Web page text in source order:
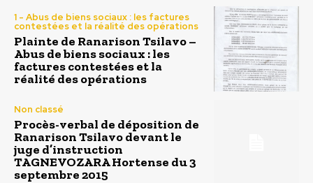
1 - Abus de biens sociaux : les factures
contestées et la réalité des opérations
Plainte de Ranarison Tsilavo –
Abus de biens sociaux : les
factures contestées et la
réalité des opérations
Non classé
Procès-verbal de déposition de
Ranarison Tsilavo devant le
juge d’instruction
TAGNEVOZARA Hortense du 3
septembre 2015